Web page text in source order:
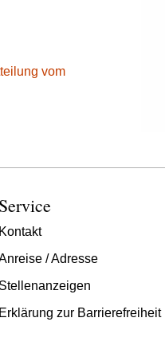
vom
Service
Kontakt
/ Adresse
Stellenanzeigen
Erklärung zur Barrierefreiheit